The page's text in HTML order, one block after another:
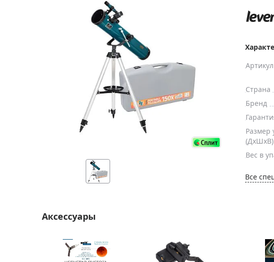
Метеостанции, барометры, часы
Discovery (Дискавери)
Оптика для детей Levenhuk LabZZ
Астропланетарии
Распродажа оптики по
Распродажа
Артикул
Страна
Бренд
Размер
(ДxШxВ)
Вес в
Все
Аксессуары